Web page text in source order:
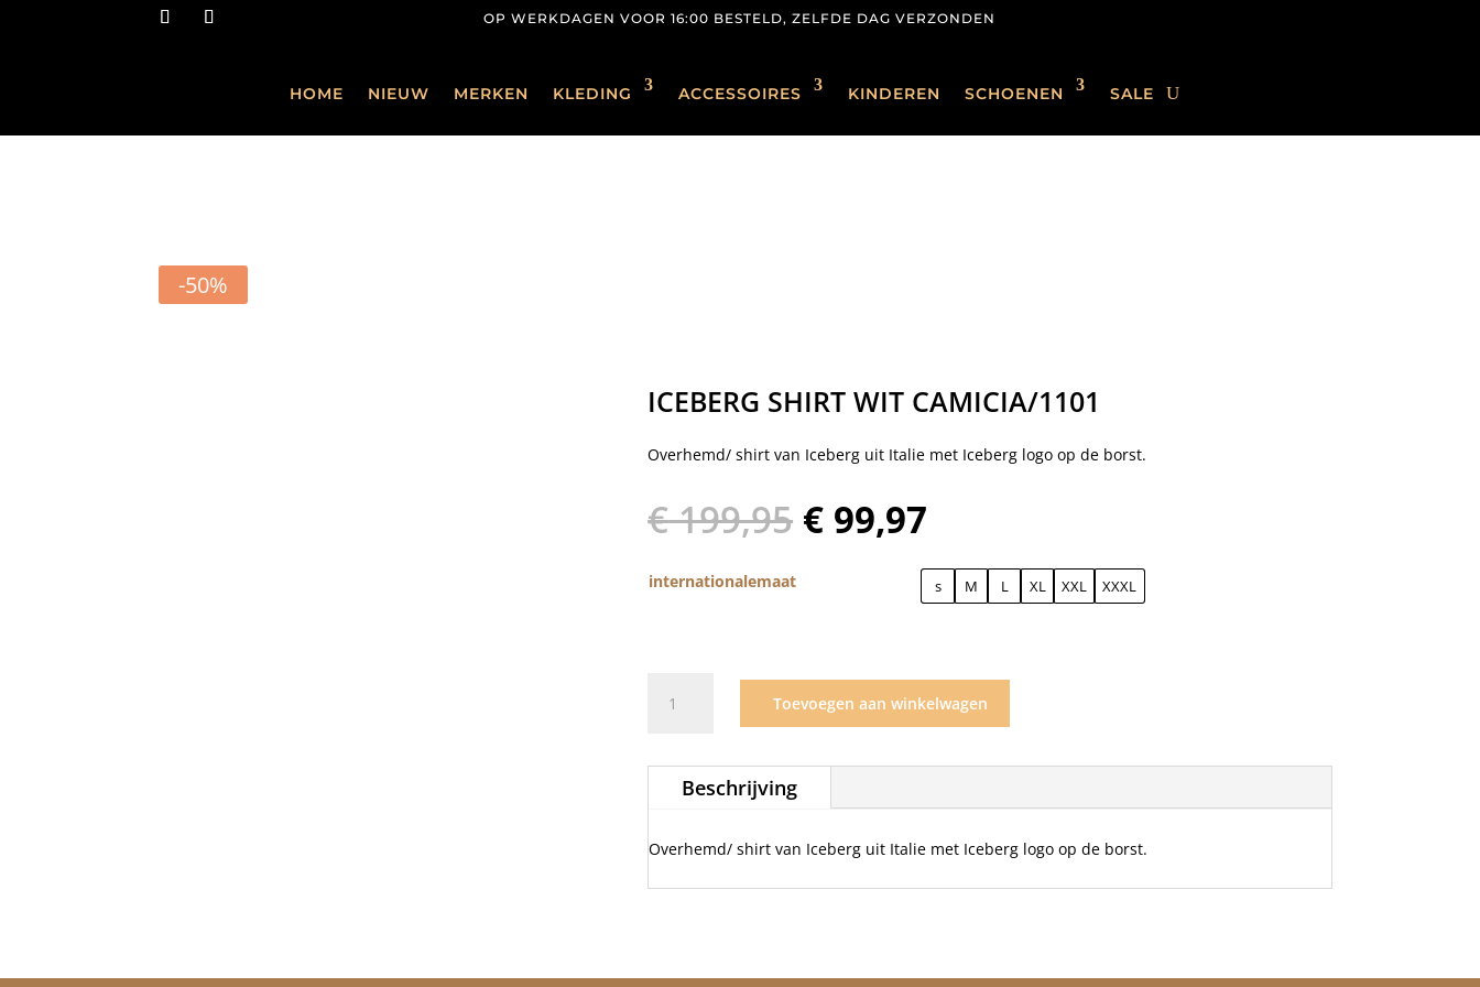
OP WERKDAGEN VOOR 16:00 BESTELD, ZELFDE DAG VERZONDEN
HOME NIEUW MERKEN KLEDING ACCESSOIRES KINDEREN SCHOENEN SALE
-50%
ICEBERG SHIRT WIT CAMICIA/1101
Overhemd/ shirt van Iceberg uit Italie met Iceberg logo op de borst.
€199,95 Oorspronkelijke
prijs
€ 199,95.
€ 99,97
is:
€ 99,97.
internationalemaat s M L XL XXL XXXL
shirt
Camicia/1101
aantal
Toevoegen aan winkelwagen
Beschrijving
Overhemd/ shirt van Iceberg uit Italie met Iceberg logo op de borst.